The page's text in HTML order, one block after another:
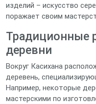
изделий – искусство
поражает своим
Традиционные
деревни
Вокруг Касихана
деревень,
Например, некоторые
мастерскими по